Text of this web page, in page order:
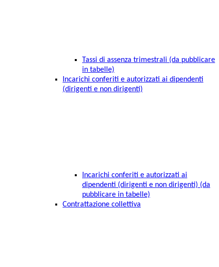
Tassi di assenza trimestrali (da pubblicare
in tabelle)
Incarichi conferiti e autorizzati ai dipendenti
(dirigenti e non dirigenti)
Incarichi conferiti e autorizzati ai
dipendenti (dirigenti e non dirigenti) (da
pubblicare in tabelle)
Contrattazione collettiva